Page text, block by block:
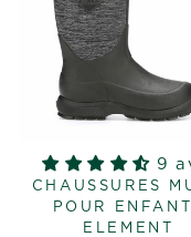
9
CHAUSSURES
POUR
ELEMENT